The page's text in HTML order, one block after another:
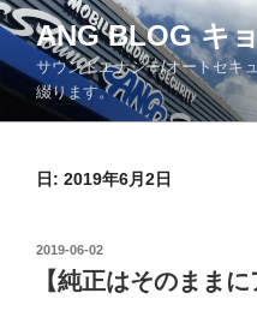
コ
ン
テ
ツ
ANG BLOG キ
サウンドエナジー/オートセキ
綴ります。
日: 2019年6月2日
投
稿
日:
2019-06-02
【純正はそのままに